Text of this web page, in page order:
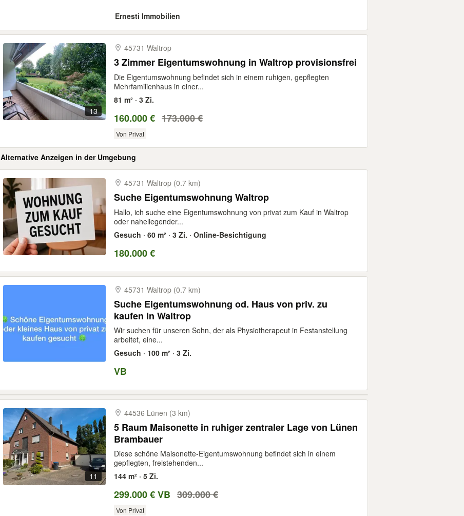
Ernesti Immobilien
13
45731 Waltrop
3 Zimmer Eigentumswohnung in Waltrop provisionsfrei
Die Eigentumswohnung befindet sich in einem ruhigen, gepflegten
Mehrfamilienhaus in einer...
81 m² · 3 Zi.
160.000 € 173.000 €
Von Privat
Alternative Anzeigen in der Umgebung
45731 Waltrop (0.7 km)
Suche Eigentumswohnung Waltrop
Hallo, ich suche eine Eigentumswohnung von privat zum Kauf in Waltrop
oder naheliegender...
Gesuch · 60 m² · 3 Zi. · Online-Besichtigung
180.000 €
45731 Waltrop (0.7 km)
Suche Eigentumswohnung od. Haus von priv. zu
kaufen in Waltrop
Wir suchen für unseren Sohn, der als Physiotherapeut in Festanstellung
arbeitet, eine...
Gesuch · 100 m² · 3 Zi.
VB
11
44536 Lünen (3 km)
5 Raum Maisonette in ruhiger zentraler Lage von Lünen
Brambauer
Diese schöne Maisonette-Eigentumswohnung befindet sich in einem
gepflegten, freistehenden...
144 m² · 5 Zi.
299.000 € VB 309.000 €
Von Privat